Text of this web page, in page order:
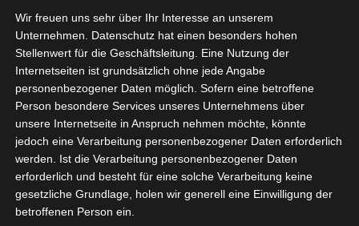
Kategorie: Uncategorized
Adventsmarkt 2025 Wolfenbüttel
17. DEZEMBER 2025
Wir freuen uns sehr über Ihr Interesse an unserem
Unternehmen. Datenschutz hat einen besonders hohen
Stellenwert für die Geschäftsleitung. Eine Nutzung der
Internetseiten ist grundsätzlich ohne jede Angabe
personenbezogener Daten möglich. Sofern eine betroffene
Person besondere Services unseres Unternehmens über
unsere Internetseite in Anspruch nehmen möchte, könnte
jedoch eine Verarbeitung personenbezogener Daten erforderlich
werden. Ist die Verarbeitung personenbezogener Daten
erforderlich und besteht für eine solche Verarbeitung keine
gesetzliche Grundlage, holen wir generell eine Einwilligung der
betroffenen Person ein.